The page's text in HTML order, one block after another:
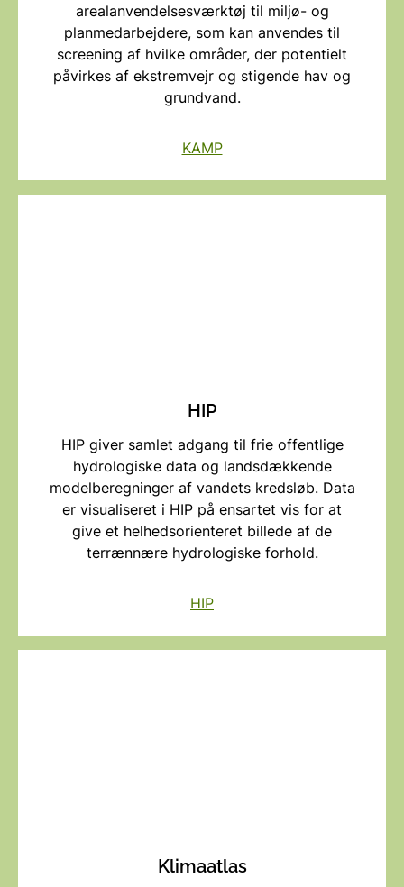
arealanvendelsesværktøj til miljø- og
planmedarbejdere, som kan anvendes til
screening af hvilke områder, der potentielt
påvirkes af ekstremvejr og stigende hav og
grundvand.
KAMP
HIP
HIP giver samlet adgang til frie offentlige
hydrologiske data og landsdækkende
modelberegninger af vandets kredsløb. Data
er visualiseret i HIP på ensartet vis for at
give et helhedsorienteret billede af de
terrænnære hydrologiske forhold.
HIP
Klimaatlas